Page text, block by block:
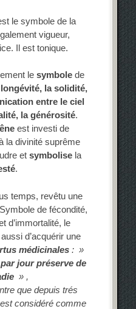
le symbole de la
vigueur,
Il est tonique.
lesymbole de
la solidité,
entre le ciel
la générosité.
est investi de
la divinité suprême
et symbolisela
.
temps, revêtu une
de fécondité,
d’immortalité, le
d’acquérir une
médicinales:»
jour préserve de
» ,
que depuis trés
considéré comme